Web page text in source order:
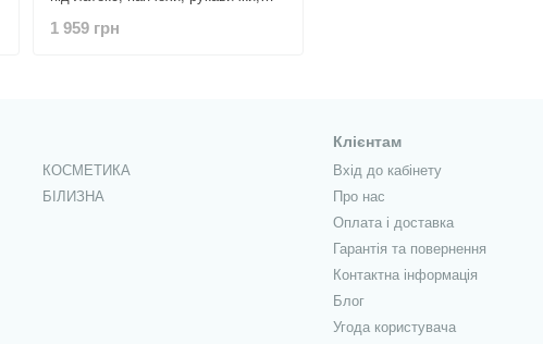
1 959 грн
КОСМЕТИКА
БІЛИЗНА
Клієнтам
Вхід до кабінету
Про нас
Оплата і доставка
Гарантія та повернення
Контактна інформація
Блог
Угода користувача